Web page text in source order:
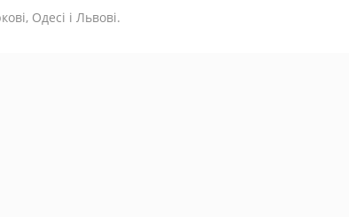
Одесі і Львові.